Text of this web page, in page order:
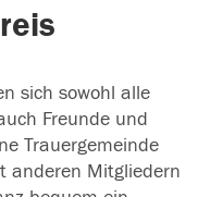
sich sowohl alle
Freunde und
Trauergemeinde
anderen Mitgliedern